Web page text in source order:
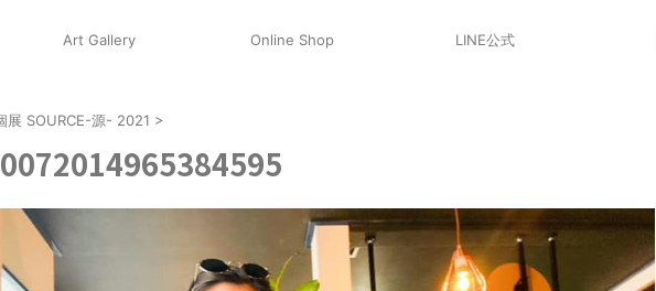
Art Gallery Online Shop LINE公式
展 SOURCE-源- 2021 >